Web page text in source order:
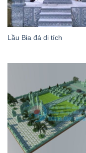
Lầu Bia đá di tích